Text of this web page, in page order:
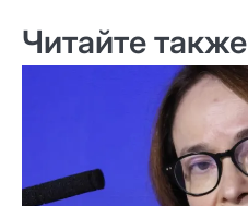
Читайте также